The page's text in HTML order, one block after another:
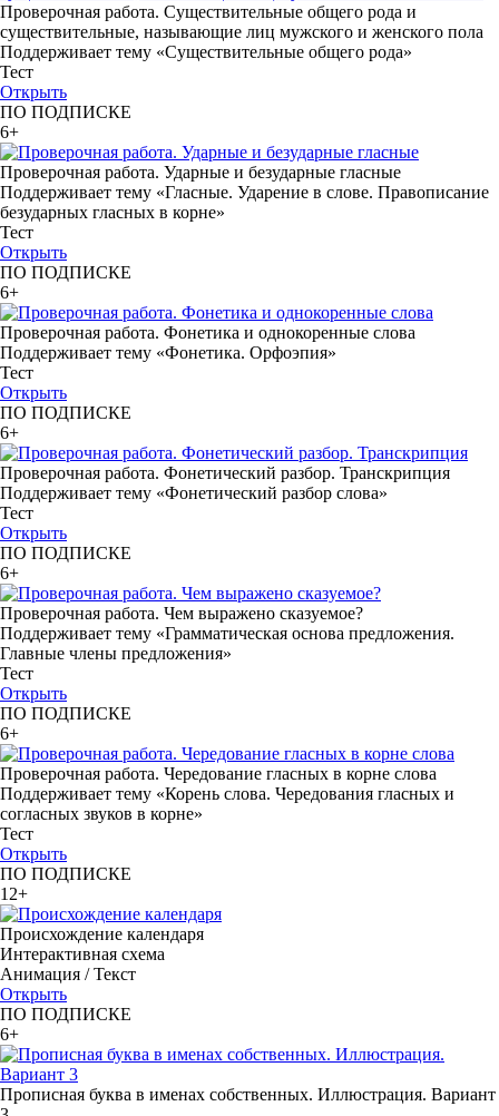
Проверочная работа. Существительные общего рода и
существительные, называющие лиц мужского и женского пола
Поддерживает тему «Существительные общего рода»
Тест
Открыть
ПО ПОДПИСКЕ
6+
Проверочная работа. Ударные и безударные гласные
Поддерживает тему «Гласные. Ударение в слове. Правописание
безударных гласных в корне»
Тест
Открыть
ПО ПОДПИСКЕ
6+
Проверочная работа. Фонетика и однокоренные слова
Поддерживает тему «Фонетика. Орфоэпия»
Тест
Открыть
ПО ПОДПИСКЕ
6+
Проверочная работа. Фонетический разбор. Транскрипция
Поддерживает тему «Фонетический разбор слова»
Тест
Открыть
ПО ПОДПИСКЕ
6+
Проверочная работа. Чем выражено сказуемое?
Поддерживает тему «Грамматическая основа предложения.
Главные члены предложения»
Тест
Открыть
ПО ПОДПИСКЕ
6+
Проверочная работа. Чередование гласных в корне слова
Поддерживает тему «Корень слова. Чередования гласных и
согласных звуков в корне»
Тест
Открыть
ПО ПОДПИСКЕ
12+
Происхождение календаря
Интерактивная схема
Анимация / Текст
Открыть
ПО ПОДПИСКЕ
6+
Прописная буква в именах собственных. Иллюстрация. Вариант